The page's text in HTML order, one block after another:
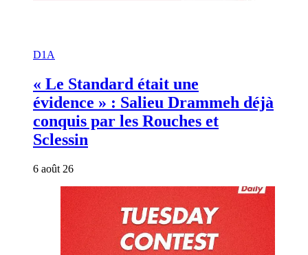
D1A
« Le Standard était une
évidence » : Salieu Drammeh déjà
conquis par les Rouches et
Sclessin
6 août 26